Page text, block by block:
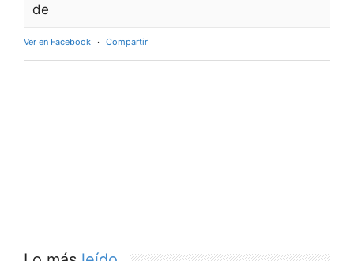
de
Ver en Facebook · Compartir